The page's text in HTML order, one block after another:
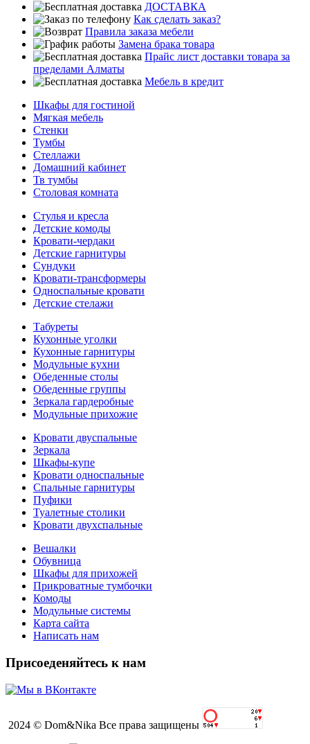
ДОСТАВКА
Как сделать заказ?
Правила заказа мебели
Замена брака товара
Прайс лист доставки товара за
пределами Алматы
Мебель в кредит
Шкафы для гостиной
Мягкая мебель
Стенки
Тумбы
Стеллажи
Домашний кабинет
Тв тумбы
Столовая комната
Стулья и кресла
Детские комоды
Кровати-чердаки
Детские гарнитуры
Сундуки
Кровати-трансформеры
Односпальные кровати
Детские стелажи
Табуреты
Кухонные уголки
Кухонные гарнитуры
Модульные кухни
Обеденные столы
Обеденные группы
Зеркала гардеробные
Модульные прихожие
Кровати двуспальные
Зеркала
Шкафы-купе
Кровати односпальные
Спальные гарнитуры
Пуфики
Туалетные столики
Кровати двухспальные
Вешалки
Обувница
Шкафы для прихожей
Прикроватные тумбочки
Комоды
Модульные системы
Карта сайта
Написать нам
Присоеденяйтесь к нам
2024 © Dom&Nika Все права защищены